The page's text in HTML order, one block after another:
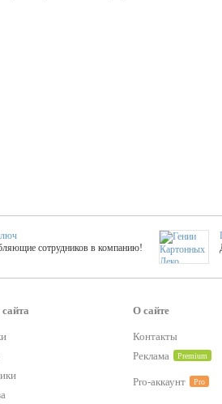
сотрудников в компанию!
классов на выезде на мероприятие!
за 15 минут!
Букинг компания
О сайте
Контакты
Реклама
Premium
Pro-аккаунт Pro